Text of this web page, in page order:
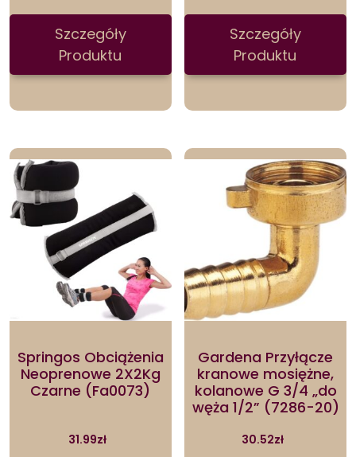
Szczegóły
Produktu
Szczegóły
Produktu
Springos Obciążenia
Neoprenowe 2X2Kg
Czarne (Fa0073)
31.99zł
Gardena Przyłącze
kranowe mosiężne,
kolanowe G 3/4 „do
węża 1/2” (7286-20)
30.52zł